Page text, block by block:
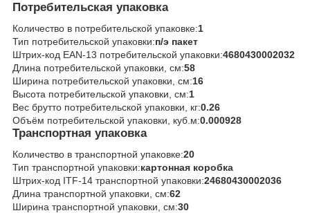
Потребительская упаковка
Количество в потребительской упаковке:1
Тип потребительской упаковки:п/э пакет
Штрих-код EAN-13 потребительской упаковки:4680430002032
Длина потребительской упаковки, см:58
Ширина потребительской упаковки, см:16
Высота потребительской упаковки, см:1
Вес брутто потребительской упаковки, кг:0.26
Объём потребительской упаковки, куб.м:0.000928
Транспортная упаковка
Количество в транспортной упаковке:20
Тип транспортной упаковки:картонная коробка
Штрих-код ITF-14 транспортной упаковки:24680430002036
Длина транспортной упаковки, см:62
Ширина транспортной упаковки, см:30